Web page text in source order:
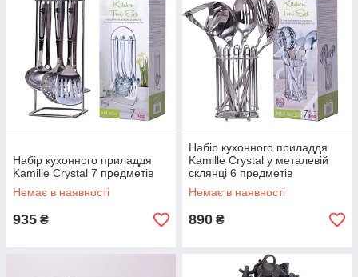
Набір кухонного приладдя
Kamille Crystal 7 предметів
Немає в наявності
935 ₴
Набір кухонного приладдя
Kamille Crystal у металевій
склянці 6 предметів
Немає в наявності
890 ₴